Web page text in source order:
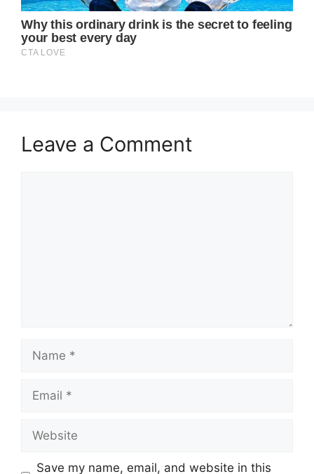
Leave a Comment
Save my name, email, and website in this